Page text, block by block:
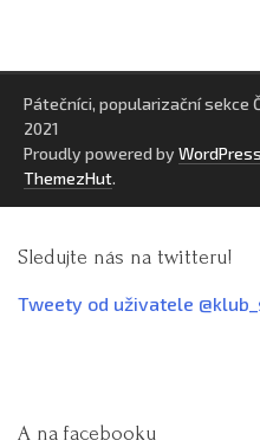
Pátečníci, popularizační sekce
2021
Proudly powered by WordPress
ThemezHut.
Sledujte nás na twitteru!
Tweety od uživatele
A na facebooku